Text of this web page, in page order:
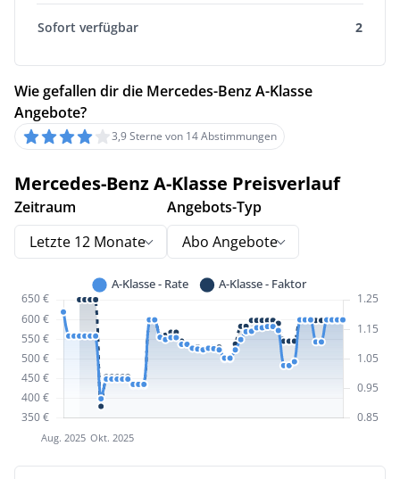
Sofort verfügbar 2
Wie gefallen dir die Mercedes-Benz A-Klasse
Angebote?
3,9 Sterne von 14 Abstimmungen
Mercedes-Benz A-Klasse Preisverlauf
Zeitraum
Letzte 12 Monate
Angebots-Typ
Abo Angebote